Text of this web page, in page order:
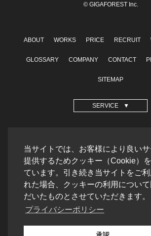
© GIGAFOREST Inc.
ABOUT WORKS PRICE RECRUIT
GLOSSARY COMPANY CONTACT
SITEMAP
SERVICE
格安ホーム
テンプレ
PARTNERSHIP
当サイトでは、お客様により良い
提供するためクッキー（Cookie）
ています。引き続き当サイトをご
れた場合、クッキーの利用につい
だいたものとさせていただきます。
プライバシーポリシー